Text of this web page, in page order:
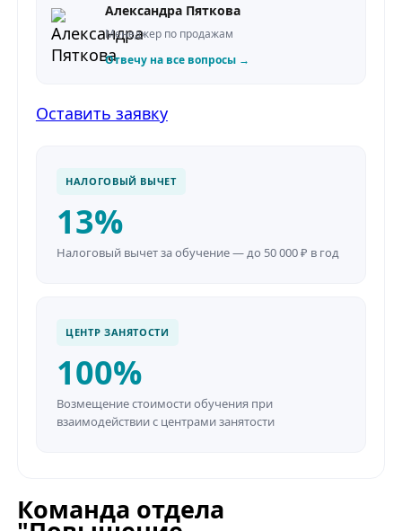
Александра Пяткова
Менеджер по продажам
Отвечу на все вопросы →
Оставить заявку
НАЛОГОВЫЙ ВЫЧЕТ
13%
Налоговый вычет за обучение — до 50 000 ₽ в год
ЦЕНТР ЗАНЯТОСТИ
100%
Возмещение стоимости обучения при
взаимодействии с центрами занятости
Команда отдела